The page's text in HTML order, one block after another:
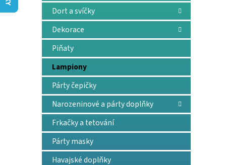
l
Dort a svíčky
Dekorace
Piňaty
Lampiony
Párty čepičky
Narozeninové a párty doplňky
Frkačky a tetování
Párty masky
Havajské doplňky